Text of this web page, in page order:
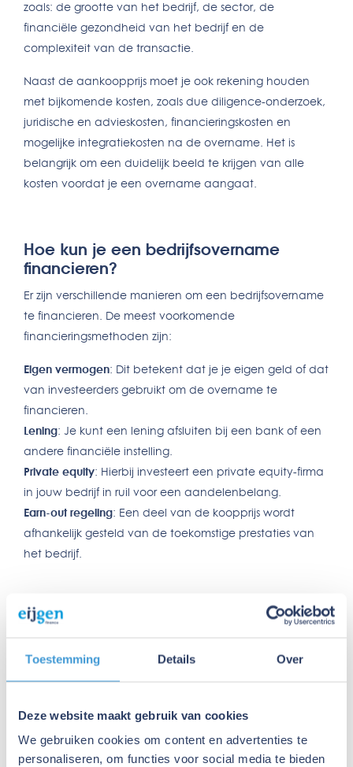
Toestemming Details Over
Deze website maakt gebruik van cookies
We gebruiken cookies om content en advertenties te
personaliseren, om functies voor social media te bieden
zoals: de grootte van het bedrijf, de sector, de
financiële gezondheid van het bedrijf en de
complexiteit van de transactie.
Naast de aankoopprijs moet je ook rekening houden
met bijkomende kosten, zoals due diligence-onderzoek,
juridische en advieskosten, financieringskosten en
mogelijke integratiekosten na de overname. Het is
belangrijk om een duidelijk beeld te krijgen van alle
kosten voordat je een overname aangaat.
Hoe kun je een bedrijfsovername
financieren?
Er zijn verschillende manieren om een bedrijfsovername
te financieren. De meest voorkomende
financieringsmethoden zijn:
Eigen vermogen: Dit betekent dat je je eigen geld of dat
van investeerders gebruikt om de overname te
financieren.
Lening: Je kunt een lening afsluiten bij een bank of een
andere financiële instelling.
Private equity: Hierbij investeert een private equity-firma
in jouw bedrijf in ruil voor een aandelenbelang.
Earn-out regeling: Een deel van de koopprijs wordt
afhankelijk gesteld van de toekomstige prestaties van
het bedrijf.
Stappenplan van een overname
verschillende stappen:
overname en beoordeel of ze passen bij jouw
strategische doelen.
Onderhandelingen: Bespreek de voorwaarden